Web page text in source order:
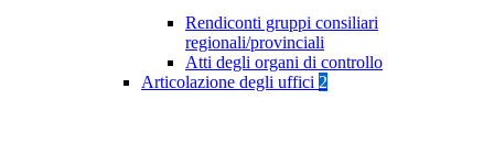
Rendiconti gruppi consiliari
regionali/provinciali
Atti degli organi di controllo
Articolazione degli uffici 2